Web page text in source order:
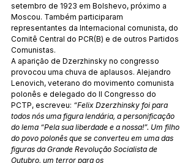
setembro de 1923 em Bolshevo, próximo a
Moscou. Também participaram
representantes da Internacional comunista, do
Comitê Central do PCR(B) e de outros Partidos
Comunistas.
A aparição de Dzerzhinsky no congresso
provocou uma chuva de aplausos. Alejandro
Lenovich, veterano do movimento comunista
polonês e delegado do II Congresso do
PCTP, escreveu: “Felix Dzerzhinsky foi para
todos nós uma figura lendária, a personificação
do lema “Pela sua liberdade e a nossa!”. Um filho
do povo polonês que se converteu em uma das
figuras da Grande Revolução Socialista de
Outubro, um terror para os